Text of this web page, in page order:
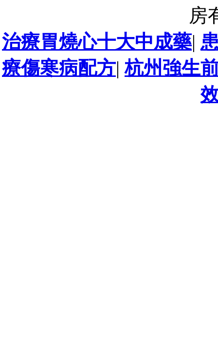
房
治療胃燒心十大中成藥|
療傷寒病配方|杭州強生